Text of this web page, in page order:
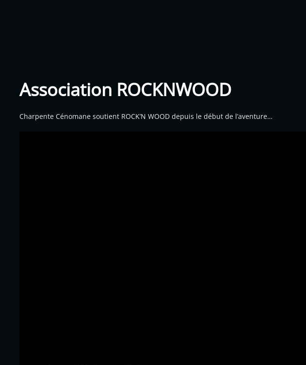
Association ROCKNWOOD
Charpente Cénomane soutient ROCK’N WOOD depuis le début de l’aventure…